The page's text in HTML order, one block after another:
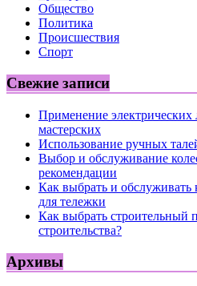
Общество
Политика
Происшествия
Спорт
Свежие записи
Применение электрических
мастерских
Использование ручных
Выбор и обслуживание
рекомендации
Как выбрать и обслуживать
для тележки
Как выбрать строительный
строительства?
Архивы